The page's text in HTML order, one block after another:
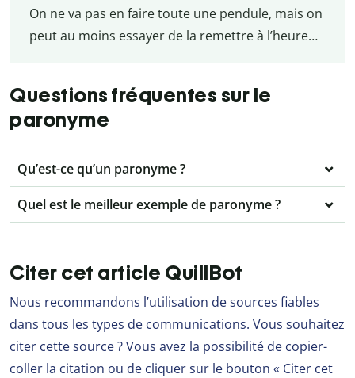
On ne va pas en faire toute une pendule, mais on
peut au moins essayer de la remettre à l’heure…
Questions fréquentes sur le
paronyme
Qu’est-ce qu’un paronyme ?
Quel est le meilleur exemple de paronyme ?
Citer cet article QuillBot
Nous recommandons l’utilisation de sources fiables
dans tous les types de communications. Vous souhaitez
citer cette source ? Vous avez la possibilité de copier-
coller la citation ou de cliquer sur le bouton « Citer cet